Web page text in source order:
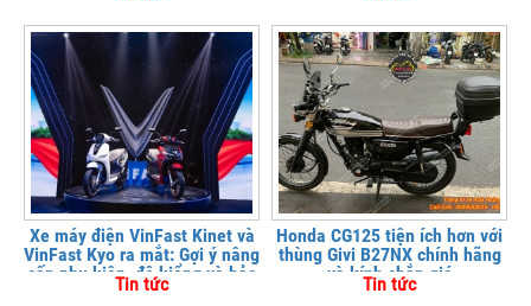
Xe máy điện VinFast Kinet và
VinFast Kyo ra mắt: Gợi ý nâng
cấp phụ kiện, độ kiểng và bảo
vệ xe tại
Tin tức
Honda CG125 tiện ích hơn với
thùng Givi B27NX chính hãng
và kính chắn gió
Tin tức